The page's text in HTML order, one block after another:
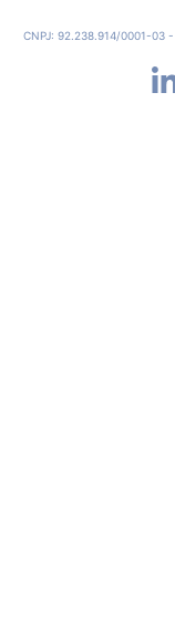
CNPJ: 92.238.914/0001-03 -